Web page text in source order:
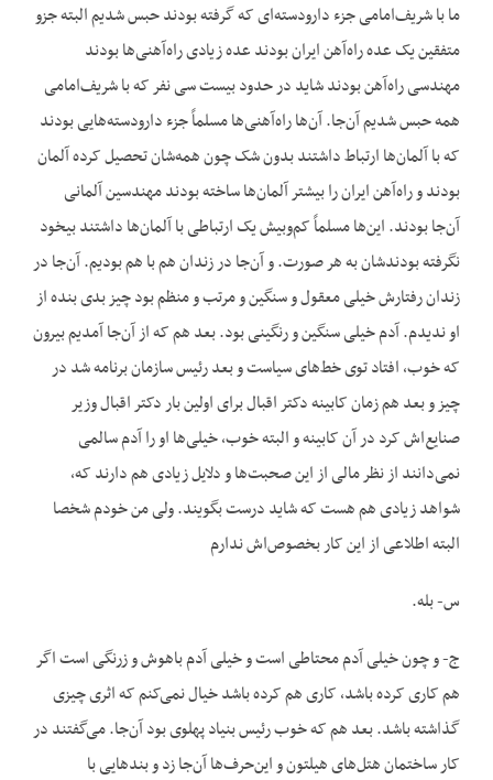
ما با شریف‌امامی جزء دارودسته‌ای که گرفته بودند حبس شدیم البته جزو
متفقین یک عده راه‌آهن ایران بودند عده زیادی راه‌آهنی‌ها بودند
مهندسی راه‌آهن بودند شاید در حدود بیست سی نفر که با شریف‌امامی
همه حبس شدیم آن‌جا. آن‌ها راه‌آهنی‌ها مسلماً جزء دارودسته‌هایی بودند
که با آلمان‌ها ارتباط داشتند بدون شک چون همه‌شان تحصیل کرده آلمان
بودند و راه‌آهن ایران را بیشتر آلمان‌ها ساخته بودند مهندسین آلمانی
آن‌جا بودند. این‌ها مسلماً کم‌وبیش یک ارتباطی با آلمان‌ها داشتند بیخود
نگرفته بودندشان به هر صورت. و آن‌جا در زندان هم با هم بودیم. آن‌جا در
زندان رفتارش خیلی معقول و سنگین و مرتب و منظم بود چیز بدی بنده از
او ندیدم. آدم خیلی سنگین و رنگینی بود. بعد هم که از آن‌جا آمدیم بیرون
که خوب، افتاد توی خط‌های سیاست و بعد رئیس سازمان برنامه شد در
چیز و بعد هم زمان کابینه دکتر اقبال برای اولین بار دکتر اقبال وزیر
صنایع‌اش کرد در آن کابینه و البته خوب، خیلی‌ها او را آدم سالمی
نمی‌دانند از نظر مالی از این صحبت‌ها و دلایل زیادی هم دارند که،
شواهد زیادی هم هست که شاید درست بگویند. ولی من خودم شخصا
البته اطلاعی از این کار بخصوص‌اش ندارم
س- بله.
ج- و چون خیلی آدم محتاطی است و خیلی آدم باهوش و زرنگی است اگر
هم کاری کرده باشد، کاری هم کرده باشد خیال نمی‌کنم که اثری چیزی
گذاشته باشد. بعد هم که خوب رئیس بنیاد پهلوی بود آن‌جا. می‌گفتند در
کار ساختمان هتل‌های هیلتون و این‌حرف‌ها آن‌جا زد و بندهایی با